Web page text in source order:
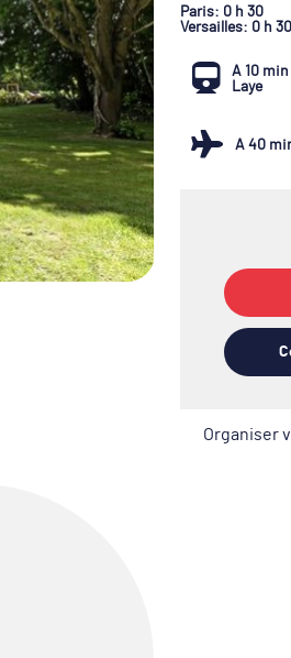
Paris: 0 h 30
Versailles: 0 h 30
A 10
Laye
A 40
Organiser